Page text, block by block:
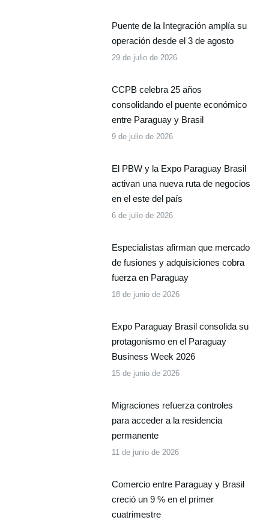
Puente de la Integración amplía su
operación desde el 3 de agosto
29 de julio de 2026
CCPB celebra 25 años
consolidando el puente económico
entre Paraguay y Brasil
9 de julio de 2026
El PBW y la Expo Paraguay Brasil
activan una nueva ruta de negocios
en el este del país
6 de julio de 2026
Especialistas afirman que mercado
de fusiones y adquisiciones cobra
fuerza en Paraguay
18 de junio de 2026
Expo Paraguay Brasil consolida su
protagonismo en el Paraguay
Business Week 2026
15 de junio de 2026
Migraciones refuerza controles
para acceder a la residencia
permanente
11 de junio de 2026
Comercio entre Paraguay y Brasil
creció un 9 % en el primer
cuatrimestre